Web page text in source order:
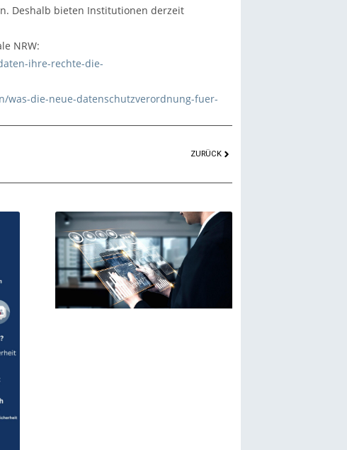
Deshalb bieten Institutionen derzeit
NRW:
ihre-rechte-die-
was-die-neue-datenschutzverordnung-fuer-
ZURÜCK